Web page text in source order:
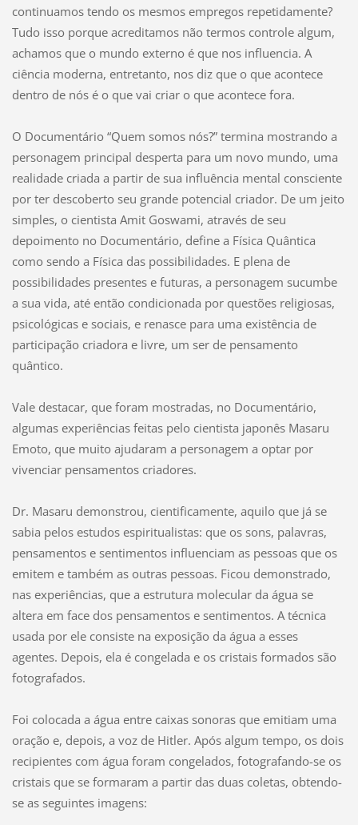
continuamos tendo os mesmos empregos repetidamente?
Tudo isso porque acreditamos não termos controle algum,
achamos que o mundo externo é que nos influencia. A
ciência moderna, entretanto, nos diz que o que acontece
dentro de nós é o que vai criar o que acontece fora.
O Documentário “Quem somos nós?” termina mostrando a
personagem principal desperta para um novo mundo, uma
realidade criada a partir de sua influência mental consciente
por ter descoberto seu grande potencial criador. De um jeito
simples, o cientista Amit Goswami, através de seu
depoimento no Documentário, define a Física Quântica
como sendo a Física das possibilidades. E plena de
possibilidades presentes e futuras, a personagem sucumbe
a sua vida, até então condicionada por questões religiosas,
psicológicas e sociais, e renasce para uma existência de
participação criadora e livre, um ser de pensamento
quântico.
Vale destacar, que foram mostradas, no Documentário,
algumas experiências feitas pelo cientista japonês Masaru
Emoto, que muito ajudaram a personagem a optar por
vivenciar pensamentos criadores.
Dr. Masaru demonstrou, cientificamente, aquilo que já se
sabia pelos estudos espiritualistas: que os sons, palavras,
pensamentos e sentimentos influenciam as pessoas que os
emitem e também as outras pessoas. Ficou demonstrado,
nas experiências, que a estrutura molecular da água se
altera em face dos pensamentos e sentimentos. A técnica
usada por ele consiste na exposição da água a esses
agentes. Depois, ela é congelada e os cristais formados são
fotografados.
Foi colocada a água entre caixas sonoras que emitiam uma
oração e, depois, a voz de Hitler. Após algum tempo, os dois
recipientes com água foram congelados, fotografando-se os
cristais que se formaram a partir das duas coletas, obtendo-
se as seguintes imagens: